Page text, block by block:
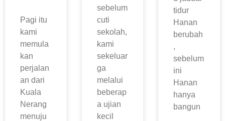
Pagi itu
kami
memula
kan
perjalan
an dari
Kuala
Nerang
menuju
sebelum
cuti
sekolah,
kami
sekeluar
ga
melalui
beberap
a ujian
kecil
tidur
Hanan
berubah
,
sebelum
ini
Hanan
hanya
bangun